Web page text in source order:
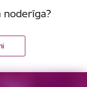
noderīga?